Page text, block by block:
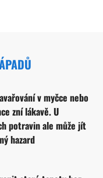
v myčce nebo
zní lákavě. U
potravin ale může jít
hazard